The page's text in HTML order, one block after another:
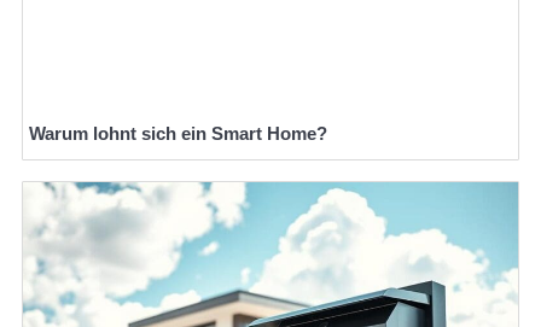
Warum lohnt sich ein Smart Home?